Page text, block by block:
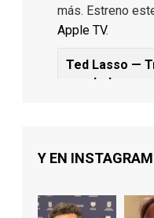
más. Estreno
Apple TV.
Ted Lasso —
cuarta
View on Facebook ·
Y EN INSTAGRAM